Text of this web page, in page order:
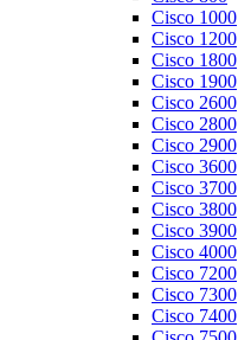
Cisco 1000
Cisco 1200
Cisco 1800
Cisco 1900
Cisco 2600
Cisco 2800
Cisco 2900
Cisco 3600
Cisco 3700
Cisco 3800
Cisco 3900
Cisco 4000
Cisco 7200
Cisco 7300
Cisco 7400